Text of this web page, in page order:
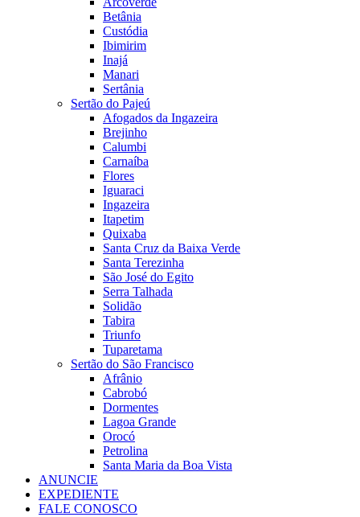
Betânia
Custódia
Ibimirim
Inajá
Manari
Sertânia
Sertão do Pajeú
Afogados da Ingazeira
Brejinho
Calumbi
Carnaíba
Flores
Iguaraci
Ingazeira
Itapetim
Quixaba
Santa Cruz da Baixa Verde
Santa Terezinha
São José do Egito
Serra Talhada
Solidão
Tabira
Triunfo
Tuparetama
Sertão do São Francisco
Afrânio
Cabrobó
Dormentes
Lagoa Grande
Orocó
Petrolina
Santa Maria da Boa Vista
ANUNCIE
EXPEDIENTE
FALE CONOSCO